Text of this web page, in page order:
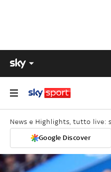
News e Highlights, tutto live:
Google Discover